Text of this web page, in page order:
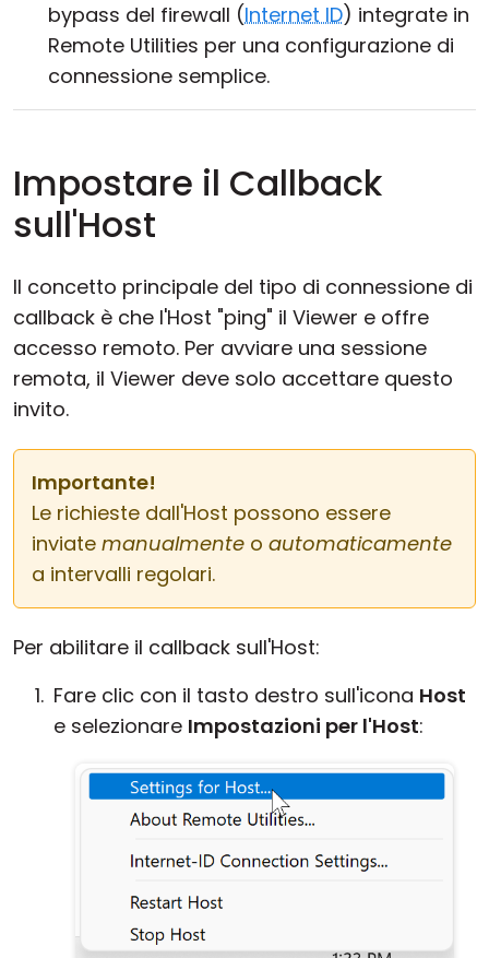
bypass del firewall (Internet ID) integrate in
Remote Utilities per una configurazione di
connessione semplice.
Impostare il Callback
sull'Host
Il concetto principale del tipo di connessione di
callback è che l'Host "ping" il Viewer e offre
accesso remoto. Per avviare una sessione
remota, il Viewer deve solo accettare questo
invito.
Importante!
Le richieste dall'Host possono essere
inviate manualmente o automaticamente
a intervalli regolari.
Per abilitare il callback sull'Host:
Fare clic con il tasto destro sull'icona Host
e selezionare Impostazioni per l'Host: